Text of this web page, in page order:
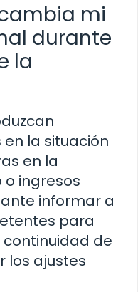
mi
durante
la
la situación
en la
ingresos
informar a
para
de
los ajustes